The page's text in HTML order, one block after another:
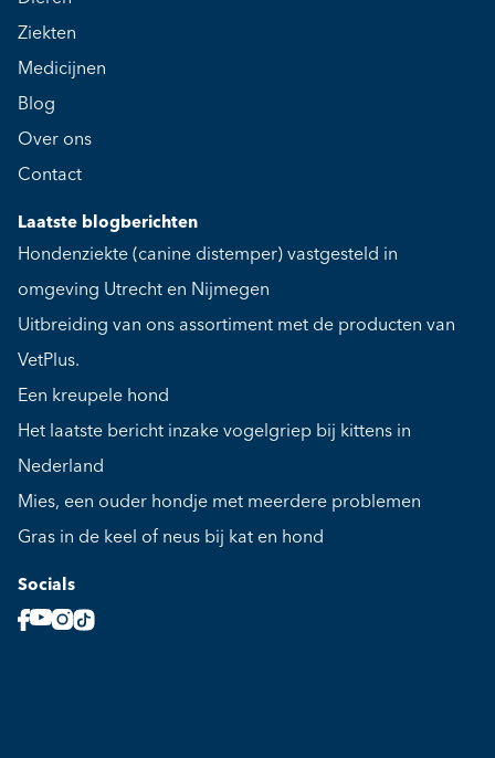
Ziekten
Medicijnen
Blog
Over ons
Contact
Laatste blogberichten
Hondenziekte (canine distemper) vastgesteld in
omgeving Utrecht en Nijmegen
Uitbreiding van ons assortiment met de producten van
VetPlus.
Een kreupele hond
Het laatste bericht inzake vogelgriep bij kittens in
Nederland
Mies, een ouder hondje met meerdere problemen
Gras in de keel of neus bij kat en hond
Socials